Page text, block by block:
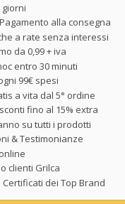
giorni
alla consegna
a rate senza interessi
da 0,99 + iva
entro 30 minuti
99€ spesi
a vita dal 5° ordine
fino al 15% extra
su tutti i prodotti
& Testimonianze
clienti Grilca
dei Top Brand